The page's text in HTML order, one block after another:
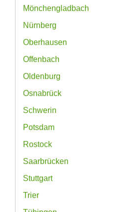
Mönchengladbach
Nürnberg
Oberhausen
Offenbach
Oldenburg
Osnabrück
Schwerin
Potsdam
Rostock
Saarbrücken
Stuttgart
Trier